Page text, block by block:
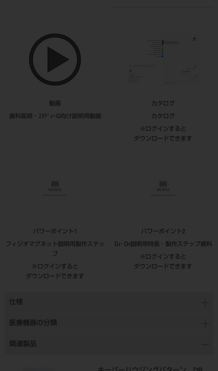
動画
歯科医師・ｽﾀﾃﾞｨｰG向け説明用動画
カタログ
カタログ
※ログインすると
ダウンロードできます
パワーポイント1
フィジオマグネット説明用製作ステッ
プ
※ログインすると
ダウンロードできます
パワーポイント2
Dr･Dt説明用特長・製作ステップ資料
※ログインすると
ダウンロードできます
仕様
医療機器の分類
関連製品